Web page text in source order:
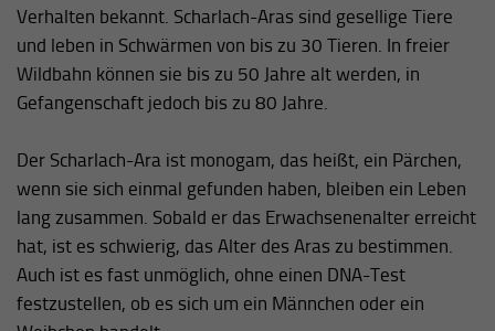
Verhalten bekannt. Scharlach-Aras sind gesellige Tiere
und leben in Schwärmen von bis zu 30 Tieren. In freier
Wildbahn können sie bis zu 50 Jahre alt werden, in
Gefangenschaft jedoch bis zu 80 Jahre.
Der Scharlach-Ara ist monogam, das heißt, ein Pärchen,
wenn sie sich einmal gefunden haben, bleiben ein Leben
lang zusammen. Sobald er das Erwachsenenalter erreicht
hat, ist es schwierig, das Alter des Aras zu bestimmen.
Auch ist es fast unmöglich, ohne einen DNA-Test
festzustellen, ob es sich um ein Männchen oder ein